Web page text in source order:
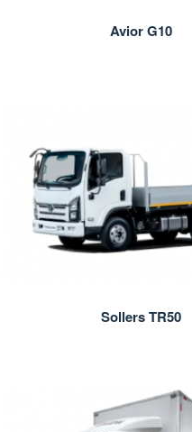
Avior G10
Sollers TR50